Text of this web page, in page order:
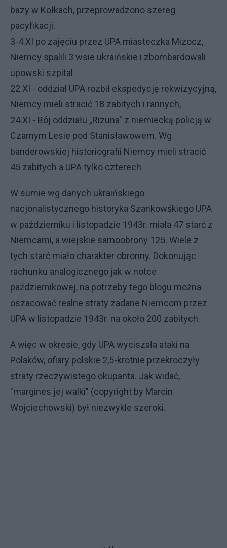
bazy w Kołkach, przeprowadzono szereg
pacyfikacji.
3-4.XI po zajęciu przez UPA miasteczka Mizocz,
Niemcy spalili 3 wsie ukraińskie i zbombardowali
upowski szpital
22.XI - oddział UPA rozbił ekspedycję rekwizycyjną,
Niemcy mieli stracić 18 zabitych i rannych,
24.XI - Bój oddziału „Rizuna" z niemiecką policją w
Czarnym Lesie pod Stanisławowem. Wg
banderowskiej historiografii Niemcy mieli stracić
45 zabitych a UPA tylko czterech.
W sumie wg danych ukraińskiego
nacjonalistycznego historyka Szankowśkiego UPA
w październiku i listopadzie 1943r. miała 47 starć z
Niemcami, a wiejskie samoobrony 125. Wiele z
tych starć miało charakter obronny. Dokonując
rachunku analogicznego jak w notce
październikowej, na potrzeby tego blogu można
oszacować realne straty zadane Niemcom przez
UPA w listopadzie 1943r. na około 200 zabitych.
A więc w okresie, gdy UPA wyciszała ataki na
Polaków, ofiary polskie 2,5-krotnie przekroczyły
straty rzeczywistego okupanta. Jak widać,
"margines jej walki" (copyright by Marcin
Wojciechowski) był niezwykle szeroki.